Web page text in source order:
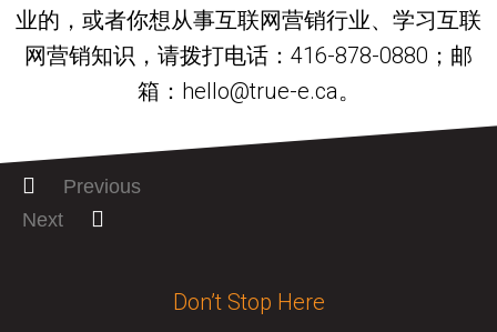
业的，或者你想从事互联网营销行业、学习互联
网营销知识，请拨打电话：416-878-0880；邮
箱：hello@true-e.ca。
Previous
Next
Don’t Stop Here